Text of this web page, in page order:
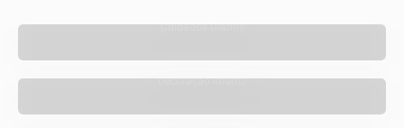
Cuidados Diários
Decoração Infantil